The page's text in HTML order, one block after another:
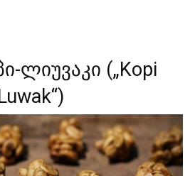
ლიუვაკი („Kopi